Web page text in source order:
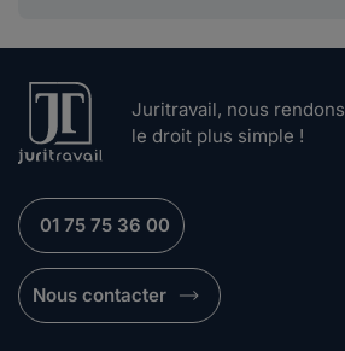
Juritravail, nous rendons
le droit plus simple !
01 75 75 36 00
Nous contacter